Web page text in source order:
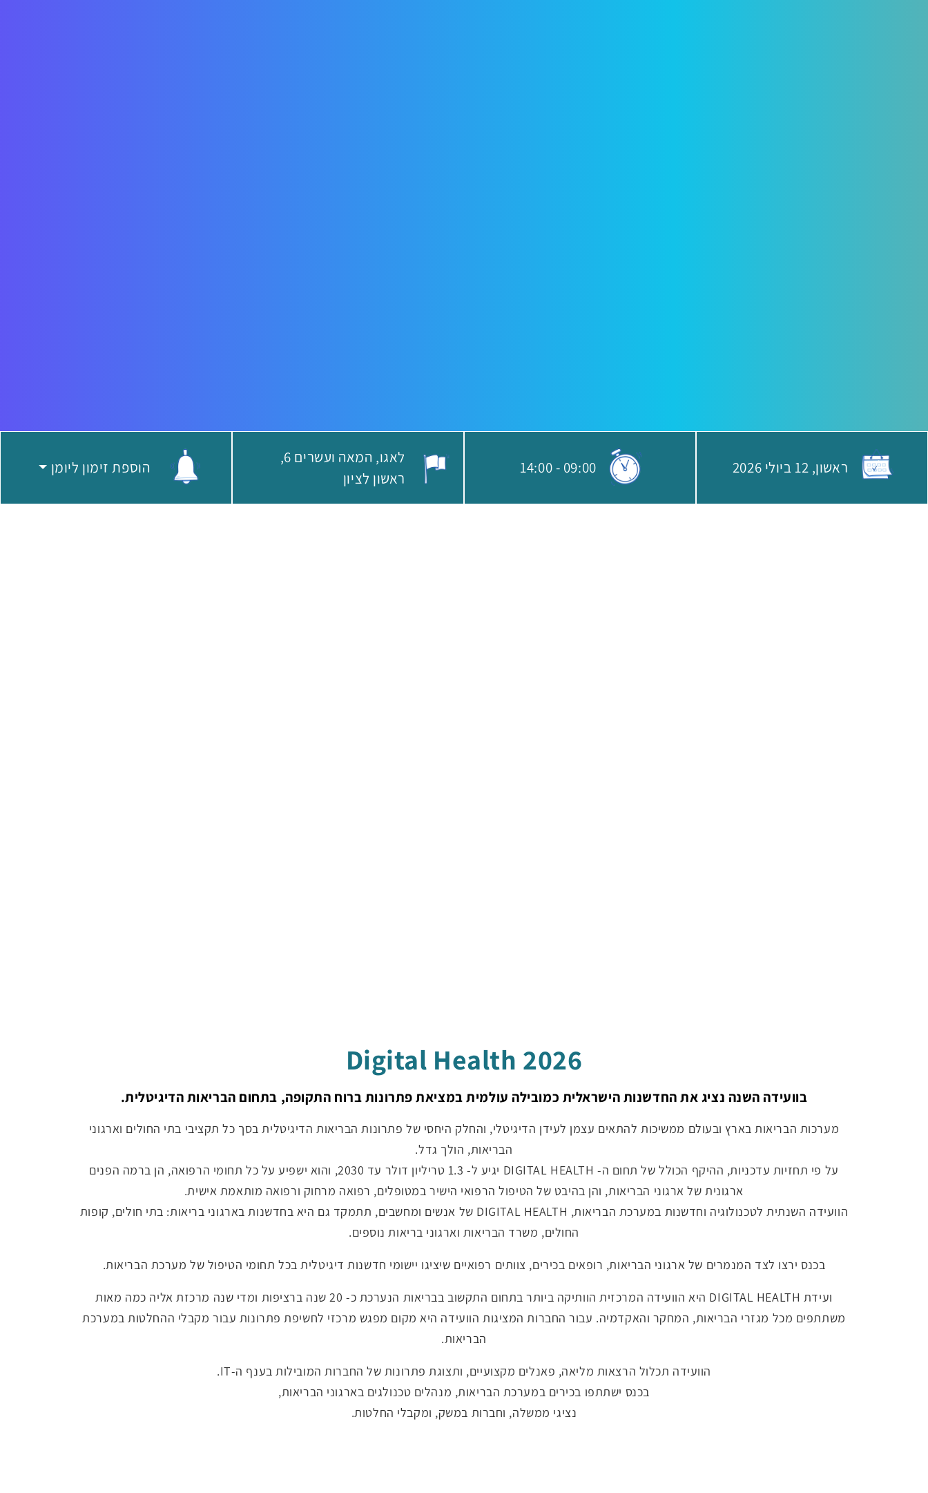
האירוע יתקיים בתאריך
ראשון, 12 ביולי
שעת התחלת האירוע:
09:00
-
14:00
מקום האירוע:
לאגו
המאה ועשרים 6,
ראשון לציון
הוספת זימון ליומן
הוספת זימון ליומן
Digital Health 2026
בוועידה השנה נציג את החדשנות הישראלית כמובילה עולמית במציאת פתרונות ברוח התקופה, בתחום הבריאות הדיגיטלית.
מערכות הבריאות בארץ ובעולם ממשיכות להתאים עצמן לעידן הדיגיטלי, והחלק היחסי של פתרונות הבריאות הדיגיטלית בסך כל תקציבי בתי החולים וארגוני
הבריאות, הולך גדל.
על פי תחזיות עדכניות, ההיקף הכולל של תחום ה- DIGITAL HEALTH יגיע ל- 1.3 טריליון דולר עד 2030, והוא ישפיע על כל תחומי הרפואה, הן ברמה הפנים
ארגונית של ארגוני הבריאות, והן בהיבט של הטיפול הרפואי הישיר במטופלים, רפואה מרחוק ורפואה מותאמת אישית.
הוועידה השנתית לטכנולוגיה וחדשנות במערכת הבריאות, DIGITAL HEALTH של אנשים ומחשבים, תתמקד גם היא בחדשנות בארגוני בריאות: בתי חולים, קופות
החולים, משרד הבריאות וארגוני בריאות נוספים.
בכנס ירצו לצד המנמרים של ארגוני הבריאות, רופאים בכירים, צוותים רפואיים שיציגו יישומי חדשנות דיגיטלית בכל תחומי הטיפול של מערכת הבריאות.
ועידת DIGITAL HEALTH היא הוועידה המרכזית הוותיקה ביותר בתחום התקשוב בבריאות הנערכת כ- 20 שנה ברציפות ומדי שנה מרכזת אליה כמה מאות
משתתפים מכל מגזרי הבריאות, המחקר והאקדמיה. עבור החברות המציגות הוועידה היא מקום מפגש מרכזי לחשיפת פתרונות עבור מקבלי ההחלטות במערכת
הבריאות.
הוועידה תכלול הרצאות מליאה, פאנלים מקצועיים, ותצוגת פתרונות של החברות המובילות בענף ה-IT.
בכנס ישתתפו בכירים במערכת הבריאות, מנהלים טכנולגים בארגוני הבריאות,
נציגי ממשלה, וחברות במשק, ומקבלי החלטות.